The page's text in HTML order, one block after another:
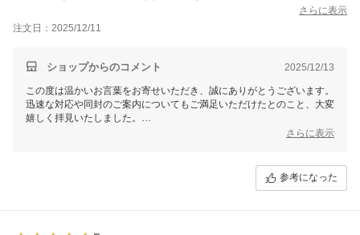
さらに表示
注文日：2025/12/11
ショップからのコメント 2025/12/13
この度は温かいお言葉をお寄せいただき、誠にありがとうございます。
迅速な対応や同封のご案内についてもご満足いただけたとのこと、大変
嬉しく拝見いたしました。
さらに表示
参考になった